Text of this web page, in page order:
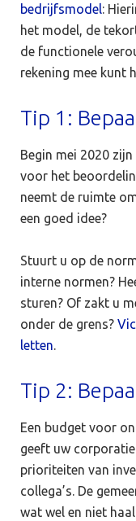
bedrijfsmodel:
het model, de
de functionele
rekening mee kunt
Tip 1:
Begin mei 2020
voor het
neemt de ruimte
een goed idee?
Stuurt u op de
interne normen?
sturen? Of zakt u
onder de grens?
letten.
Tip 2:
Een budget voor
geeft uw
prioriteiten van
collega’s. De
wat wel en niet